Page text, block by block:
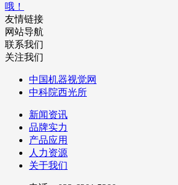
哦！
友情链接
网站导航
联系我们
关注我们
中国机器视觉网
中科院西光所
新闻资讯
品牌实力
产品应用
人力资源
关于我们